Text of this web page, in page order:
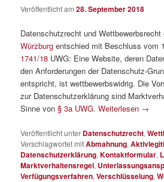
Veröffentlicht am28. September 2018
Datenschutzrecht und Wettbewerbsrecht
Würzburg entschied mit Beschluss vom
1741/18 UWG: Eine Website, deren
den Anforderungen der Datenschutz-
entspricht, ist wettbewerbswidrig. Die
zur Datenschutzerklärung sind
Sinne von§ 3a UWG.Weiterlesen →
Veröffentlicht unter Datenschutzrecht,
Verschlagwortet mitAbmahnung,
Datenschutzerklärung,Kontaktformular,
Marktverhaltensregel,
Verfügungsverfahren,Verschlüsselung,